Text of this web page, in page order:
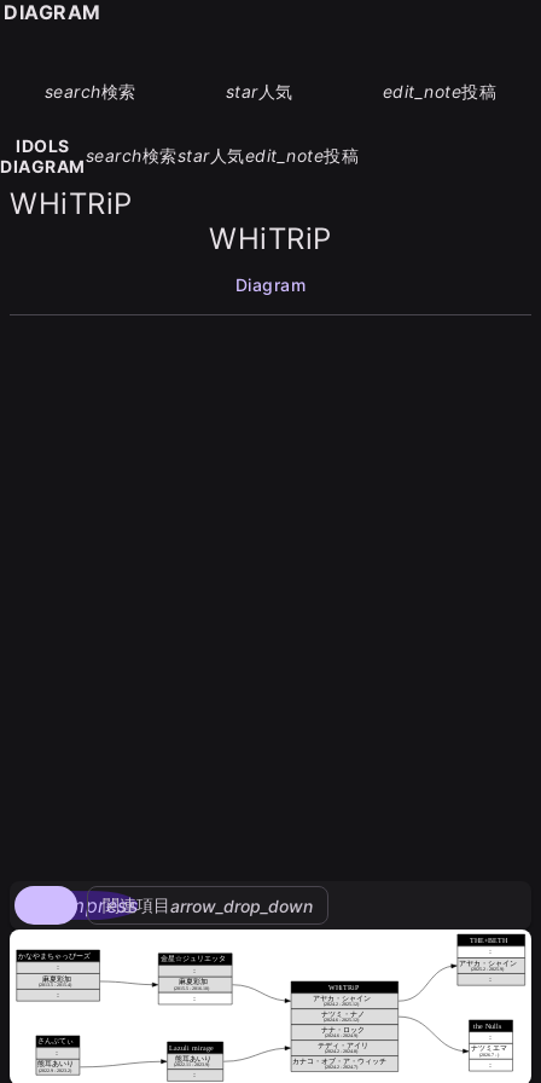
search検索 star人気 edit_note投稿
IDOLS
DIAGRAM
search検索star人気edit_note投稿
WHiTRiP
WHiTRiP
Diagram
compress
関連項目arrow_drop_down